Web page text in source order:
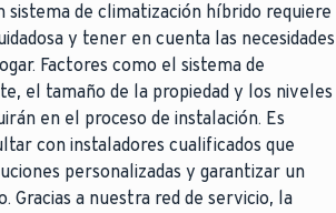
sistema de climatización híbrido requiere
y tener en cuenta las necesidades
Factores como el sistema de
el tamaño de la propiedad y los niveles
en el proceso de instalación. Es
con instaladores cualificados que
personalizadas y garantizar un
Gracias a nuestra red de servicio, la